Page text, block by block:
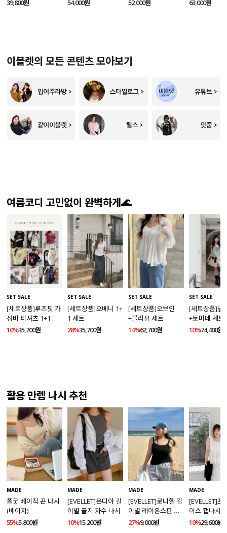
39,800원 54,000원 52,000원 63,000원
이블렛의 모든 콘텐츠 모아보기
여름코디 고민없이 완벽하게🌊
SET SALE
[세트상품]루즈핏 가
성비 티셔츠 1+1 세
트
10%35,700원
SET SALE
[세트상품]오베니 1+
1 세트
28%35,700원
SET SALE
[세트상품]오브인
+블리유 세트
14%62,700원
SET SALE
[세트상품]넬
+토미네 세트
10%74,400원
활용 만렙 나시 추천
MADE
폴굿 베이직 끈 나시
(베이지)
55%5,800원
MADE
[EVELLET]온디아 길
이별 골지 자수 나시
10%15,200원
MADE
[EVELLET]로니헬 길
이별 레이온스판 끈
나시
27%9,000원
MADE
[EVELLET]프
이스 캡나시
10%29,600원